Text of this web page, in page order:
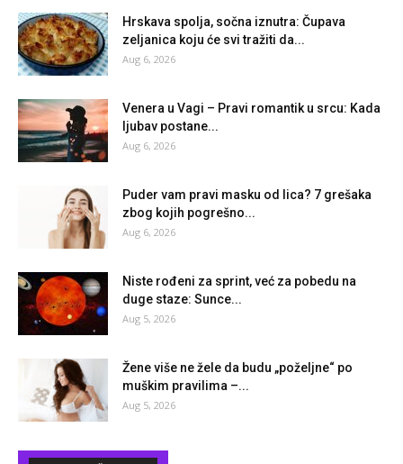
Hrskava spolja, sočna iznutra: Čupava
zeljanica koju će svi tražiti da...
Aug 6, 2026
Venera u Vagi – Pravi romantik u srcu: Kada
ljubav postane...
Aug 6, 2026
Puder vam pravi masku od lica? 7 grešaka
zbog kojih pogrešno...
Aug 6, 2026
Niste rođeni za sprint, već za pobedu na
duge staze: Sunce...
Aug 5, 2026
Žene više ne žele da budu „poželjne“ po
muškim pravilima –...
Aug 5, 2026